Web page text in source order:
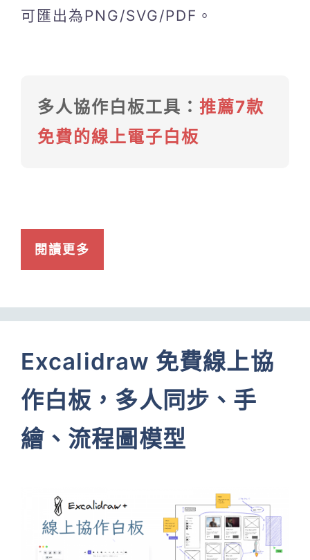
可匯出為PNG/SVG/PDF。
多人協作白板工具： 推薦7款
免費的線上電子白板
閱讀更多
Excalidraw 免費線上協
作白板，多人同步、手
繪、流程圖模型